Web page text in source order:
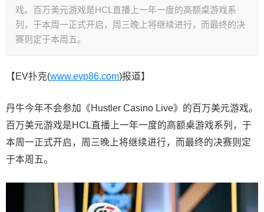
戏。百万美元游戏是HCL直播上一年一度的高额桌游戏系
列，于本周一正式开启，周三晚上将继续进行，而最终的决
赛则定于本周五。
【EV扑克(www.evp86.com)报道】
丹牛今年不会参加《Hustler Casino Live》的百万美元游戏。
百万美元游戏是HCL直播上一年一度的高额桌游戏系列，于
本周一正式开启，周三晚上将继续进行，而最终的决赛则定
于本周五。